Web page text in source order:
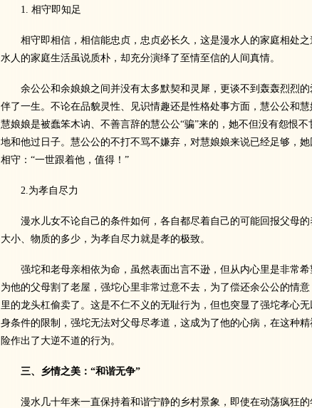
1. 相守即知足
相守即相信，相信能忠贞，忠贞必长久，这是漫水人的家庭相处之
水人的家庭生活虽说质朴，却充分演绎了至情至信的人间真情。
余公公和余娘娘之间并没有太多默契和灵犀，更谈不到轰轰烈烈的
伴了一生。不论在品貌灵性、见识情趣还是性格处事方面，慧公公和
慧娘娘是被蠢笨木讷、不善言辞的慧公公“骗”来的，她不但没有怨恨
地和他过日子。慧公公的不打不骂不嫌弃，对慧娘娘来说已经足够，
相守：“一世跟着他，值得！”
2.为孝自尽力
漫水儿女不论自己的条件如何，各自都尽着自己的可能回报父母的
大小、物质的多少，为孝自尽力就是孝的极致。
强坨和老母亲相依为命，虽然表面出言不逊，但从内心里是非常希
为他的父母割了老屋，强坨心里非常过意不去，为了偿还余公公的情
里的龙头杠偷卖了。这是不仁不义的无耻行为，但也突显了强坨孝心
身条件的限制，强坨无法对父母尽孝道，这成为了他的心病，在这种
险作出了大逆不道的行为。
三、乡情之美：“和谐无争”
漫水几十年来一直保持着和谐宁静的乡村景象，即使在动荡疯狂的